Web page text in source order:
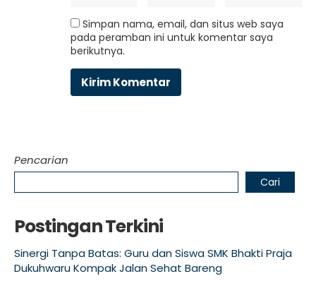
Simpan nama, email, dan situs web saya
pada peramban ini untuk komentar saya
berikutnya.
Pencarian
Cari
Postingan Terkini
Sinergi Tanpa Batas: Guru dan Siswa SMK Bhakti Praja
Dukuhwaru Kompak Jalan Sehat Bareng